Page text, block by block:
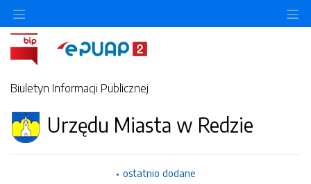
Biuletyn Informacji Publicznej
Urzędu Miasta w Redzie
ostatnio dodane